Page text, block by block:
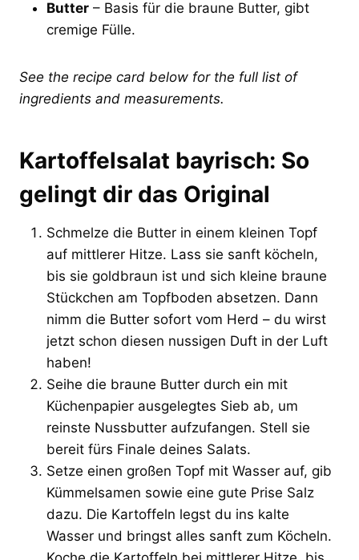
Butter – Basis für die braune Butter, gibt
cremige Fülle.
See the recipe card below for the full list of
ingredients and measurements.
Kartoffelsalat bayrisch: So
gelingt dir das Original
Schmelze die Butter in einem kleinen Topf
auf mittlerer Hitze. Lass sie sanft köcheln,
bis sie goldbraun ist und sich kleine braune
Stückchen am Topfboden absetzen. Dann
nimm die Butter sofort vom Herd – du wirst
jetzt schon diesen nussigen Duft in der Luft
haben!
Seihe die braune Butter durch ein mit
Küchenpapier ausgelegtes Sieb ab, um
reinste Nussbutter aufzufangen. Stell sie
bereit fürs Finale deines Salats.
Setze einen großen Topf mit Wasser auf, gib
Kümmelsamen sowie eine gute Prise Salz
dazu. Die Kartoffeln legst du ins kalte
Wasser und bringst alles sanft zum Köcheln.